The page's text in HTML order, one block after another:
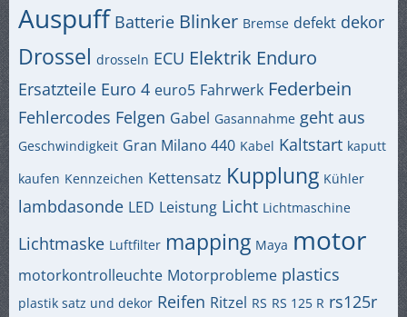
Auspuff Batterie Blinker Bremse defekt dekor
Drossel drosseln ECU Elektrik Enduro
Ersatzteile Euro 4 euro5 Fahrwerk Federbein
Fehlercodes Felgen Gabel Gasannahme geht aus
Geschwindigkeit Gran Milano 440 Kabel Kaltstart kaputt
kaufen Kennzeichen Kettensatz Kupplung Kühler
lambdasonde LED Leistung Licht Lichtmaschine
Lichtmaske Luftfilter mapping Maya motor
motorkontrolleuchte Motorprobleme plastics
plastik satz und dekor Reifen Ritzel RS RS 125 R rs125r